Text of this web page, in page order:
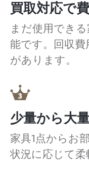
買取対応で
まだ使用でき
能です。回収
があります。
少量から大
家具1点からお
状況に応じて柔